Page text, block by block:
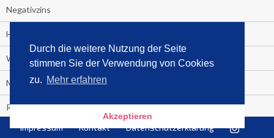
Durch die weitere Nutzung der Seite
stimmen Sie der Verwendung von Cookies
zu. Mehr erfahren
Akzeptieren
Negativzins
Heute ist Tag des Malbuchs
Welches Auto fahren Sie?
Media Control ermittelt: Das ist der Sommerhit 2019
Rammstein, "Tatort" und ein Känguru an der Spitze
Die Promi-Bestseller 1. Halbjahr 2019
Impressum Kontakt Datenschutzerklärung